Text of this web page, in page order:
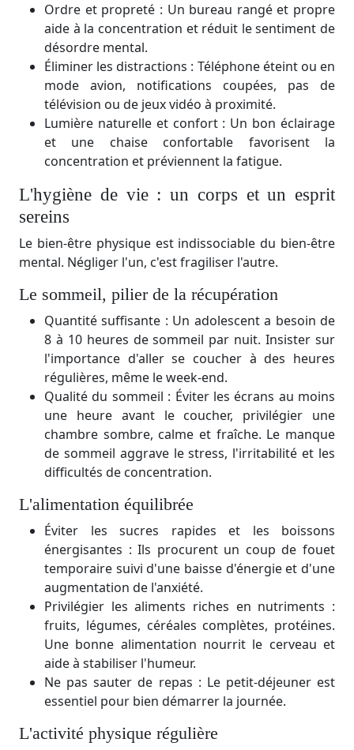
Ordre et propreté : Un bureau rangé et propre
aide à la concentration et réduit le sentiment de
désordre mental.
Éliminer les distractions : Téléphone éteint ou en
mode avion, notifications coupées, pas de
télévision ou de jeux vidéo à proximité.
Lumière naturelle et confort : Un bon éclairage
et une chaise confortable favorisent la
concentration et préviennent la fatigue.
L'hygiène de vie : un corps et un esprit
sereins
Le bien-être physique est indissociable du bien-être
mental. Négliger l'un, c'est fragiliser l'autre.
Le sommeil, pilier de la récupération
Quantité suffisante : Un adolescent a besoin de
8 à 10 heures de sommeil par nuit. Insister sur
l'importance d'aller se coucher à des heures
régulières, même le week-end.
Qualité du sommeil : Éviter les écrans au moins
une heure avant le coucher, privilégier une
chambre sombre, calme et fraîche. Le manque
de sommeil aggrave le stress, l'irritabilité et les
difficultés de concentration.
L'alimentation équilibrée
Éviter les sucres rapides et les boissons
énergisantes : Ils procurent un coup de fouet
temporaire suivi d'une baisse d'énergie et d'une
augmentation de l'anxiété.
Privilégier les aliments riches en nutriments :
fruits, légumes, céréales complètes, protéines.
Une bonne alimentation nourrit le cerveau et
aide à stabiliser l'humeur.
Ne pas sauter de repas : Le petit-déjeuner est
essentiel pour bien démarrer la journée.
L'activité physique régulière